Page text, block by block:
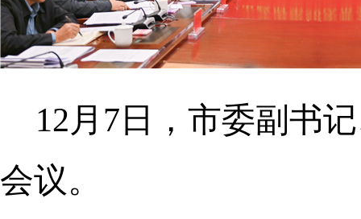
12月7日，市委副书
会议。